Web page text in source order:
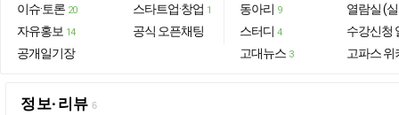
이슈·토론 20
자유홍보 14
공개일기장
스타트업·창업 1
공식 오픈채팅
동아리 9
스터디 4
고대뉴스 3
열람실 (
수강신청
고파스 위
정보·리뷰 6